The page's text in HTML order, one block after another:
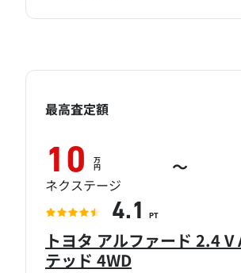
トヨタ アルファード 2.4 V
テッド 4WD
最高査定額
10 万
円 ～
ネクステージ
4.1 PT